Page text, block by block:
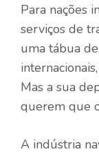
Para nações
serviços de
uma tábua
Mas a sua
querem que
A indústria